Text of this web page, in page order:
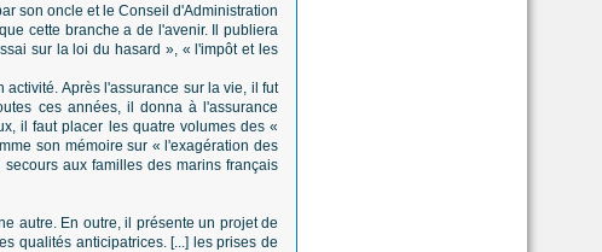
son oncle et le Conseil d'Administration
cette branche a de l'avenir. Il publiera
sur la loi du hasard », « l'impôt et les
Après l'assurance sur la vie, il fut
ces années, il donna à l'assurance
il faut placer les quatre volumes des «
son mémoire sur « l'exagération des
aux familles des marins français
autre. En outre, il présente un projet de
qualités anticipatrices. [...] les prises de